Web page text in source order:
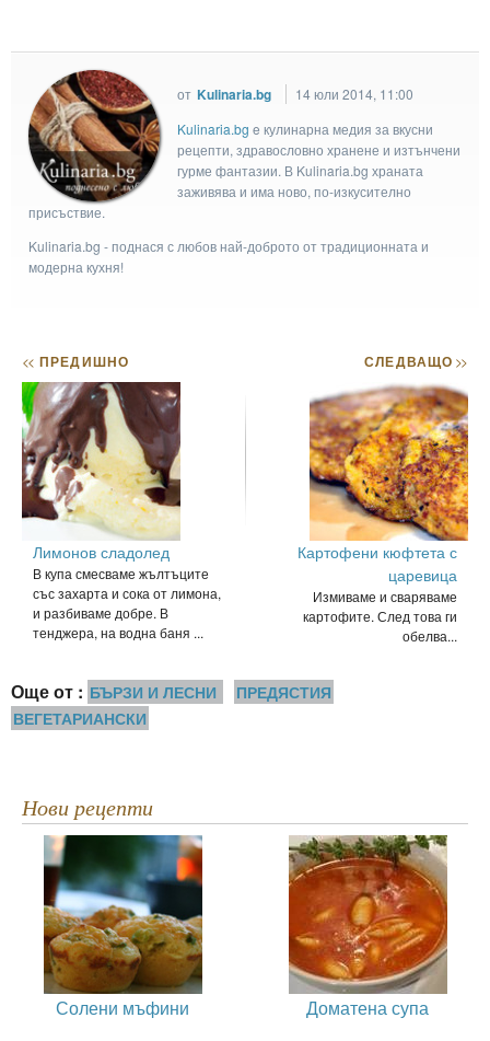
от Kulinaria.bg
14 юли 2014, 11:00
Kulinaria.bg e кулинарна медия за вкусни
рецепти, здравословно хранене и изтънчени
гурме фантазии. В Kulinaria.bg храната
заживява и има ново, по-изкусително
присъствие.
Kulinaria.bg - поднася с любов най-доброто от традиционната и
модерна кухня!
<< ПРЕДИШНО
Лимонов сладолед
В купа смесваме жълтъците
със захарта и сока от лимона,
и разбиваме добре. В
тенджера, на водна баня ...
СЛЕДВАЩО>>
Картофени кюфтета с
царевица
Измиваме и сваряваме
картофите. След това ги
обелва...
Още от : БЪРЗИ И ЛЕСНИ
ПРЕДЯСТИЯ
ВЕГЕТАРИАНСКИ
Нови рецепти
Солени мъфини Доматена супа